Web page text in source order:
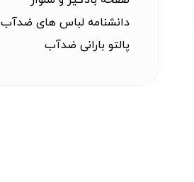
دانشنامه لباس های ضدآب
پالتو بارانی ضدآب